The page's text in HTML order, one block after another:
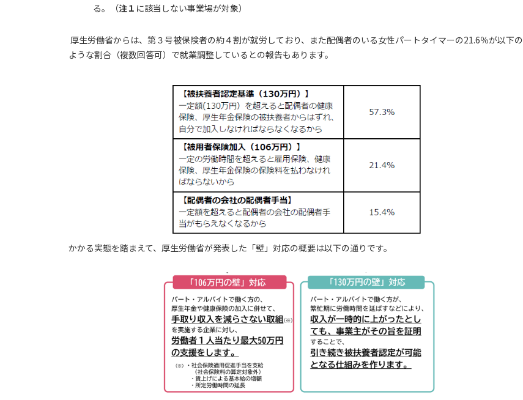
る。（注１ に該当しない事業場が対象）
厚生労働省からは、第３号被保険者の約４割が就労しており、また配偶者のいる女性パートタイマーの21.6％が以下の
ような割合（複数回答可）で就業調整しているとの報告もあります。
かかる実態を踏まえて、厚生労働省が発表した「壁」対応の概要は以下の通りです。